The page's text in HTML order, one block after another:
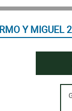
Y MIGUEL